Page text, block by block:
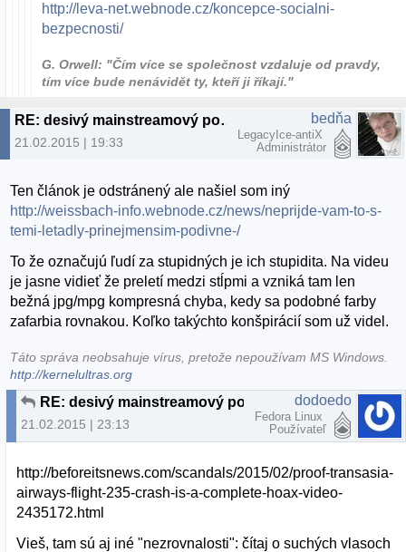
http://leva-net.webnode.cz/koncepce-socialni-
bezpecnosti/
G. Orwell: "Čím více se společnost vzdaluje od pravdy,
tím více bude nenávidět ty, kteří ji říkají."
RE: desivý mainstreamový podvrh
21.02.2015 | 19:33
bedňa
LegacyIce-antiX
Administrátor
Ten článok je odstránený ale našiel som iný
http://weissbach-info.webnode.cz/news/neprijde-vam-to-s-
temi-letadly-prinejmensim-podivne-/
To že označujú ľudí za stupidných je ich stupidita. Na videu
je jasne vidieť že preletí medzi stĺpmi a vzniká tam len
bežná jpg/mpg kompresná chyba, kedy sa podobné farby
zafarbia rovnakou. Koľko takýchto konšpirácií som už videl.
Táto správa neobsahuje vírus, pretože nepoužívam MS Windows.
http://kernelultras.org
21.02.2015 | 23:13
dodoedo
Fedora Linux
Používateľ
http://beforeitsnews.com/scandals/2015/02/proof-transasia-
airways-flight-235-crash-is-a-complete-hoax-video-
2435172.html
Vieš, tam sú aj iné "nezrovnalosti": čítaj o suchých vlasoch